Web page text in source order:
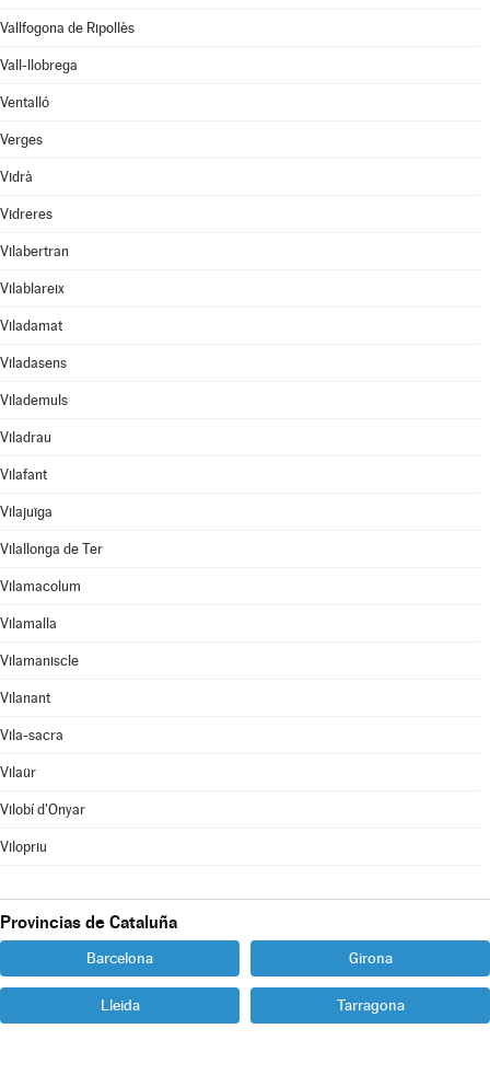
Vallfogona de Ripollès
Vall-llobrega
Ventalló
Verges
Vidrà
Vidreres
Vilabertran
Vilablareix
Viladamat
Viladasens
Vilademuls
Viladrau
Vilafant
Vilajuïga
Vilallonga de Ter
Vilamacolum
Vilamalla
Vilamaniscle
Vilanant
Vila-sacra
Vilaür
Vilobí d'Onyar
Vilopriu
Provincias de Cataluña
Barcelona Girona
Lleida Tarragona